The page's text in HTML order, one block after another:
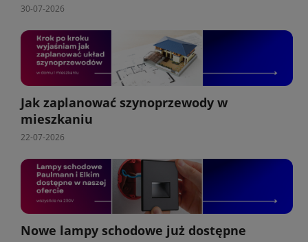
30-07-2026
Jak zaplanować szynoprzewody w
mieszkaniu
22-07-2026
Nowe lampy schodowe już dostępne